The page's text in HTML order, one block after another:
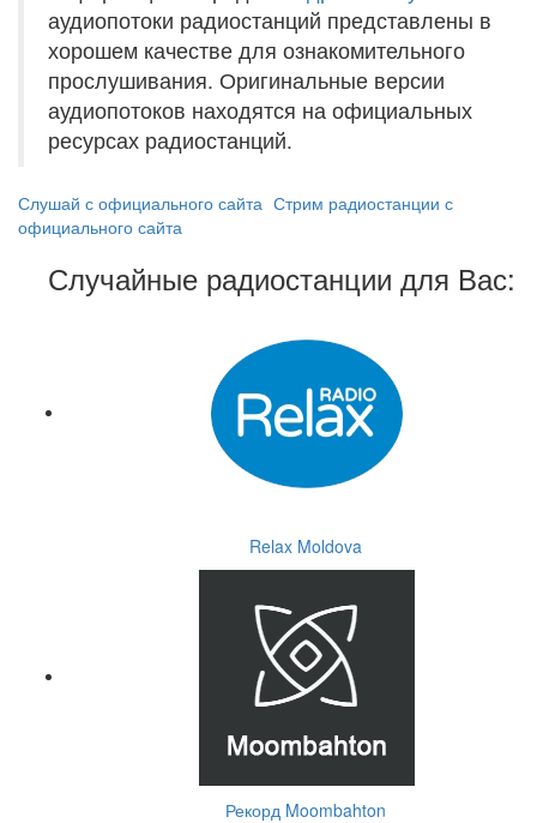
аудиопотоки радиостанций представлены в
хорошем качестве для ознакомительного
прослушивания. Оригинальные версии
аудиопотоков находятся на официальных
ресурсах радиостанций.
Слушай с официального сайта Стрим радиостанции с
официального сайта
Случайные радиостанции для Вас:
Relax Moldova
Рекорд Moombahton